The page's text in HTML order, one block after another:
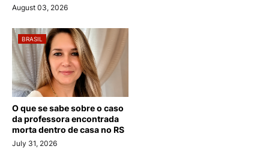
August 03, 2026
BRASIL
O que se sabe sobre o caso
da professora encontrada
morta dentro de casa no RS
July 31, 2026